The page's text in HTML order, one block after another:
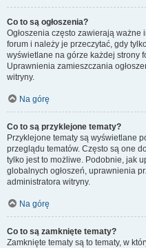
Co to są ogłoszenia?
Ogłoszenia często zawierają
forum i należy je przeczytać, gdy
wyświetlane na górze każdej strony
Uprawnienia zamieszczania
witryny.
Na górę
Co to są przyklejone tematy?
Przyklejone tematy są wyświetlane
przeglądu tematów. Często są one
tylko jest to możliwe. Podobnie, jak
globalnych ogłoszeń, uprawnienia
administratora witryny.
Na górę
Co to są zamknięte tematy?
Zamknięte tematy są to tematy, w